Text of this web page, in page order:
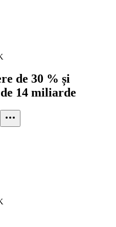
de 30 % și
14 miliarde